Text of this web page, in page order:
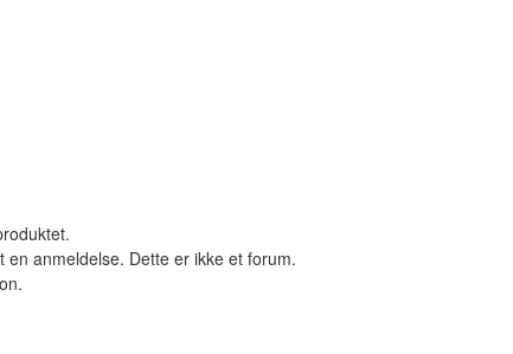
anmeldelse. Dette er ikke et forum.